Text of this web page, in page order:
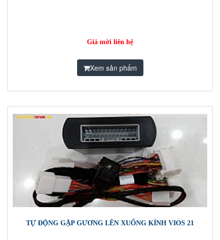
Giá mời liên hệ
Xem sản phẩm
TỰ ĐỘNG GẬP GƯƠNG LÊN XUỐNG KÍNH VIOS 21